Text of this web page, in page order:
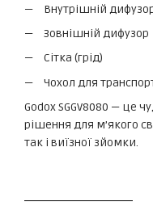
Внутрішній
Зовнішній дифузор
Сітка (грід)
Чохол для
Godox SGGV8080 — це
рішення для м’якого
так і виїзної зйомки.